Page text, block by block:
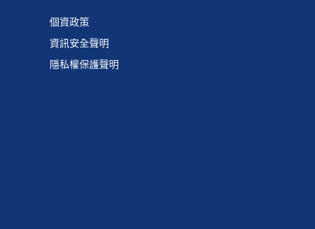
個資政策
資訊安全聲明
隱私權保護聲明